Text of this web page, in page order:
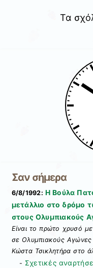
Τα
Σαν σήμερα
6/8/1992: Η Βούλα
μετάλλιο στο δρόμο
στους Ολυμπιακούς
Είναι το πρώτο χρυσό
σε Ολυμπιακούς Αγώνες
Κώστα Τσικλητήρα στο
- Σχετικές